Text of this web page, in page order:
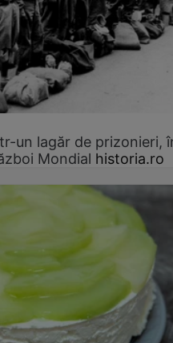
un lagăr de prizonieri,
Mondial historia.ro